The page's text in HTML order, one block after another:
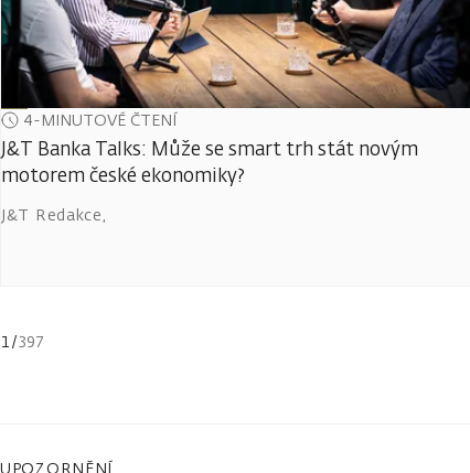
4-MINUTOVÉ ČTENÍ
J&T Banka Talks: Může se smart trh stát novým
motorem české ekonomiky?
J&T Redakce,
1/397
UPOZORNĚNÍ